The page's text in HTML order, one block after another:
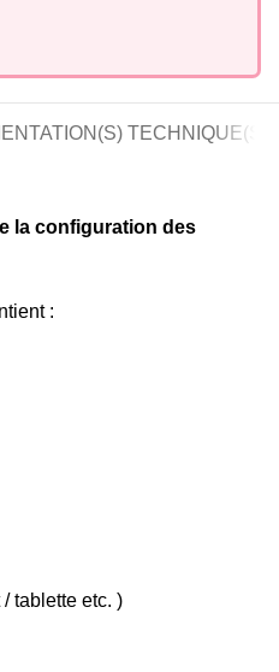
TECHNIQUE(S)
la configuration des
:
tablette etc. )